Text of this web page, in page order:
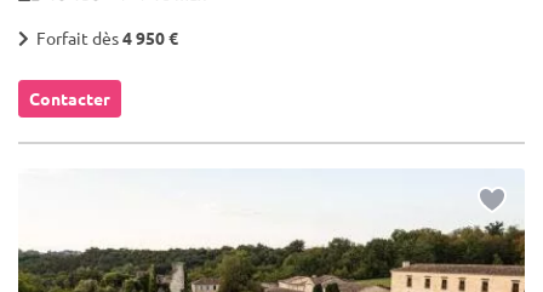
Forfait dès4 950 €
Contacter